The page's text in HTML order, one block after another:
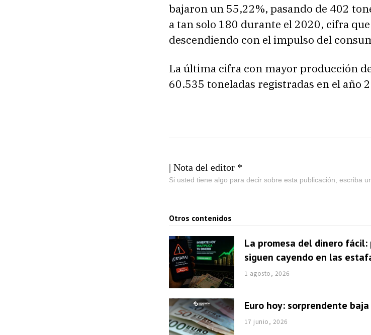
bajaron un 55,22%, pasando de 402
a tan solo 180 durante el 2020, cifra
descendiendo con el impulso del
La última cifra con mayor producción
60.535 toneladas registradas en el año
| Nota del editor *
Si usted tiene algo para decir sobre esta publicación, escriba
Otros contenidos
La promesa del dinero
siguen cayendo en las
1 agosto, 2026
Euro hoy: sorprendente
17 junio, 2026